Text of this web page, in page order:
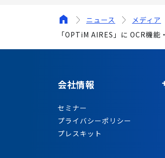
ニュース
メディア
「OPTiM AIRES」に OCR機
会社情報
セミナー
プライバシーポリシー
プレスキット